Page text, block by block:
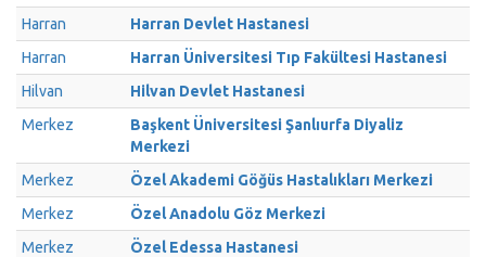
Harran
Harran Devlet Hastanesi
Harran
Harran Üniversitesi Tıp Fakültesi Hastanesi
Hilvan
Hilvan Devlet Hastanesi
Merkez
Başkent Üniversitesi Şanlıurfa Diyaliz
Merkezi
Merkez
Özel Akademi Göğüs Hastalıkları Merkezi
Merkez
Özel Anadolu Göz Merkezi
Merkez
Özel Edessa Hastanesi